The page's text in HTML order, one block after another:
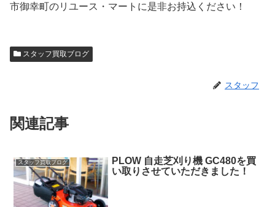
市御幸町のリユース・マートに是非お持込ください！
スタッフ買取ブログ
スタッフ
関連記事
スタッフ買取ブログ
PLOW 自走芝刈り機 GC480を買
い取りさせていただきました！